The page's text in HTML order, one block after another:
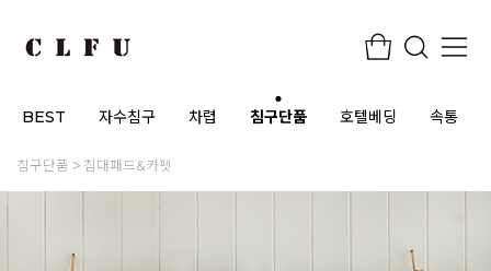
BEST 자수침구 차렵 침구단품 호텔베딩 속통
침구단품 침대패드&카펫